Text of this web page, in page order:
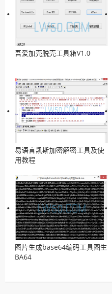
吾爱加壳脱壳工具箱V1.0
易语言凯斯加密解密工具及使
用教程
图片生成base64编码工具图生
BA64